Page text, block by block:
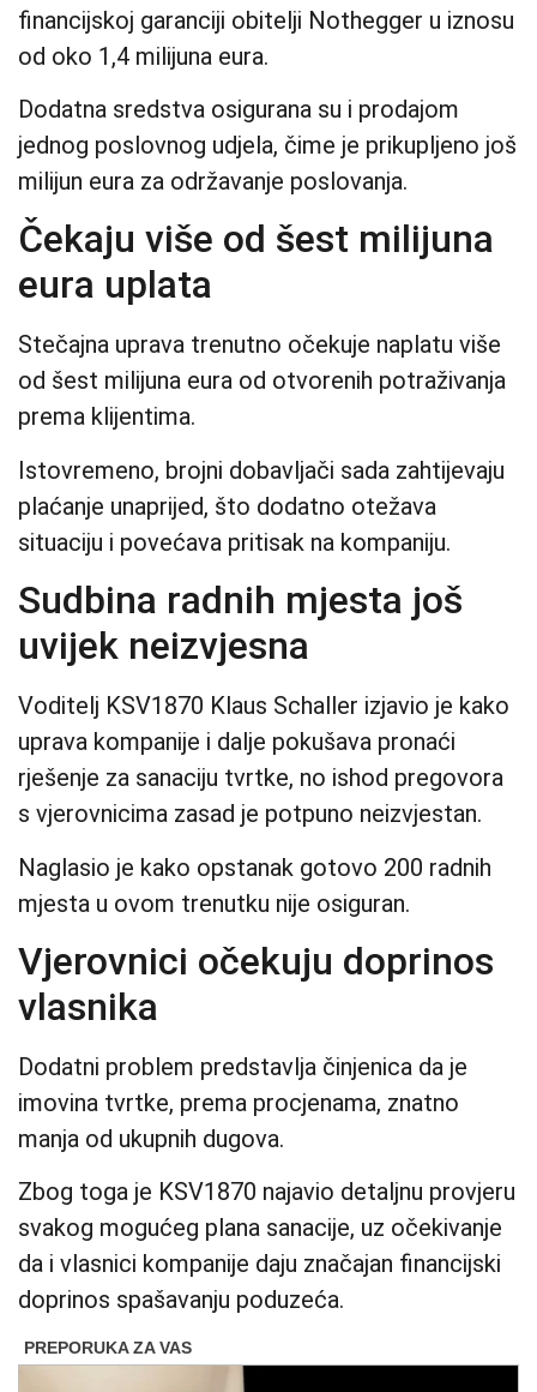
financijskoj garanciji obitelji Nothegger u iznosu
od oko 1,4 milijuna eura.
Dodatna sredstva osigurana su i prodajom
jednog poslovnog udjela, čime je prikupljeno još
milijun eura za održavanje poslovanja.
Čekaju više od šest milijuna
eura uplata
Stečajna uprava trenutno očekuje naplatu više
od šest milijuna eura od otvorenih potraživanja
prema klijentima.
Istovremeno, brojni dobavljači sada zahtijevaju
plaćanje unaprijed, što dodatno otežava
situaciju i povećava pritisak na kompaniju.
Sudbina radnih mjesta još
uvijek neizvjesna
Voditelj KSV1870 Klaus Schaller izjavio je kako
uprava kompanije i dalje pokušava pronaći
rješenje za sanaciju tvrtke, no ishod pregovora
s vjerovnicima zasad je potpuno neizvjestan.
Naglasio je kako opstanak gotovo 200 radnih
mjesta u ovom trenutku nije osiguran.
Vjerovnici očekuju doprinos
vlasnika
Dodatni problem predstavlja činjenica da je
imovina tvrtke, prema procjenama, znatno
manja od ukupnih dugova.
Zbog toga je KSV1870 najavio detaljnu provjeru
svakog mogućeg plana sanacije, uz očekivanje
da i vlasnici kompanije daju značajan financijski
doprinos spašavanju poduzeća.